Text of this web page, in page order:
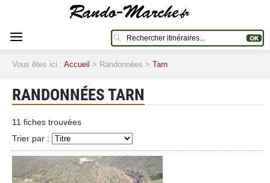
Vous êtes ici : Accueil > Randonnées > Tarn
RANDONNÉES TARN
11 fiches trouvées
Trier par :